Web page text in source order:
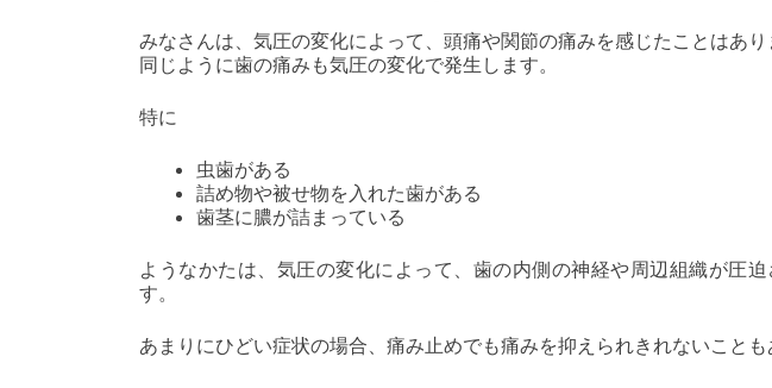
みなさんは、気圧の変化によって、頭痛や関節の痛みを感じたことはあり
同じように歯の痛みも気圧の変化で発生します。
特に
虫歯がある
詰め物や被せ物を入れた歯がある
歯茎に膿が詰まっている
ようなかたは、気圧の変化によって、歯の内側の神経や周辺組織が圧
す。
あまりにひどい症状の場合、痛み止めでも痛みを抑えられきれないことも